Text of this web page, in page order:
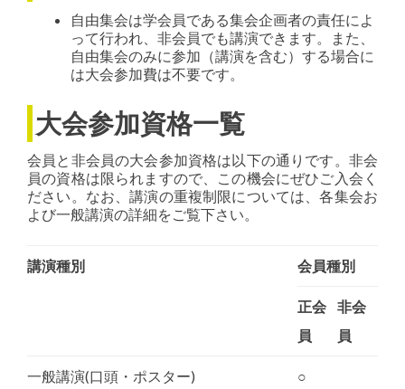
自由集会は学会員である集会企画者の責任によ
って行われ、非会員でも講演できます。また、
自由集会のみに参加（講演を含む）する場合に
は大会参加費は不要です。
大会参加資格一覧
会員と非会員の大会参加資格は以下の通りです。非会
員の資格は限られますので、この機会にぜひご入会く
ださい。なお、講演の重複制限については、各集会お
よび一般講演の詳細をご覧下さい。
講演種別 会員種別
正会
員
非会
員
一般講演(口頭・ポスター) ○